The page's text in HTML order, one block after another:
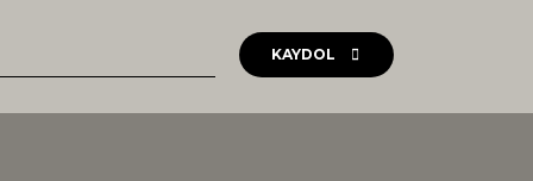
KAYDOL